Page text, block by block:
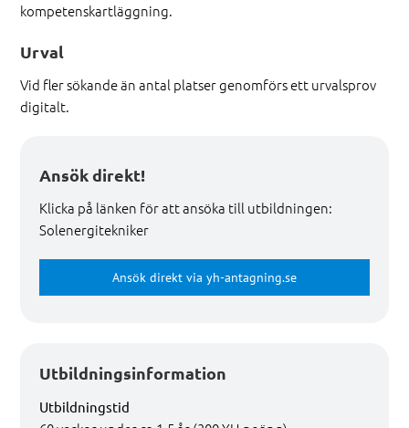
kompetenskartläggning.
Urval
Vid fler sökande än antal platser genomförs ett urvalsprov
digitalt.
Ansök direkt!
Klicka på länken för att ansöka till utbildningen:
Solenergitekniker
Ansök direkt via yh-antagning.se
Utbildningsinformation
Utbildningstid